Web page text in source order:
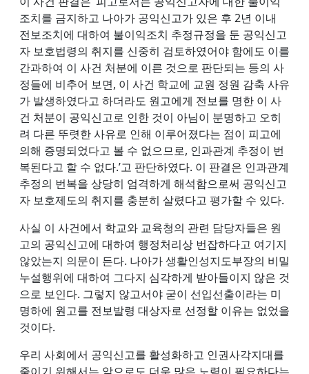
조치를 금지하고 나아가 공익신고가 있은 후 2년 이내
전보조치에 대하여 불이익조치 추정규정을 둔 공익신고
자 보호법령의 취지를 신중히 검토하였어야 함에도 이를
간과하여 이 사건 처분에 이른 것으로 판단되는 등의 사
정들에 비추어 보면, 이 사건 학교에 교원 정원 감축 사유
가 발생하였다고 하더라도 원고에게 전보를 명한 이 사
건 처분이 공익신고로 인한 것이 아님이 분명하고 오히
려 다른 뚜렷한 사유로 인해 이루어졌다는 점이 피고에
의해 증명되었다고 볼 수 없으므로, 인과관계 추정이 번
복된다고 할 수 없다.’고 판단하였다. 이 판결은 인과관계
추정의 번복을 상당히 엄격하게 해석함으로써 공익신고
자 보호제도의 취지를 충분히 살렸다고 평가할 수 있다.
사실 이 사건에서 학교와 교육청의 관련 담당자들은 원
고의 공익신고에 대하여 행정처리상 번잡하다고 여기지
않았는지 의문이 든다. 나아가 생활인성지도부장의 비밀
누설행위에 대하여 그다지 심각하게 받아들이지 않은 것
으로 보인다. 그렇지 않고서야 굳이 선입선출이라는 미
명하에 원고를 전보발령 대상자로 선정할 이유는 없었을
것이다.
우리 사회에서 공익신고를 활성화하고 인권사각지대를